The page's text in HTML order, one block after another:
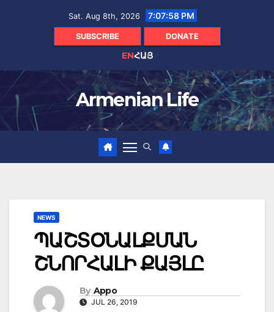
Sat. Aug 8th, 2026 7:08:00 PM
SUBSCRIBE DONATE
ENՀԱՅ
Armenian Life
NEWS
ՊԱՇՏՕՆԱԼՔՄԱՆ
ՇՆՈՐՀԱԼԻ ՔԱՅԼԸ
By Appo
JUL 26, 2019